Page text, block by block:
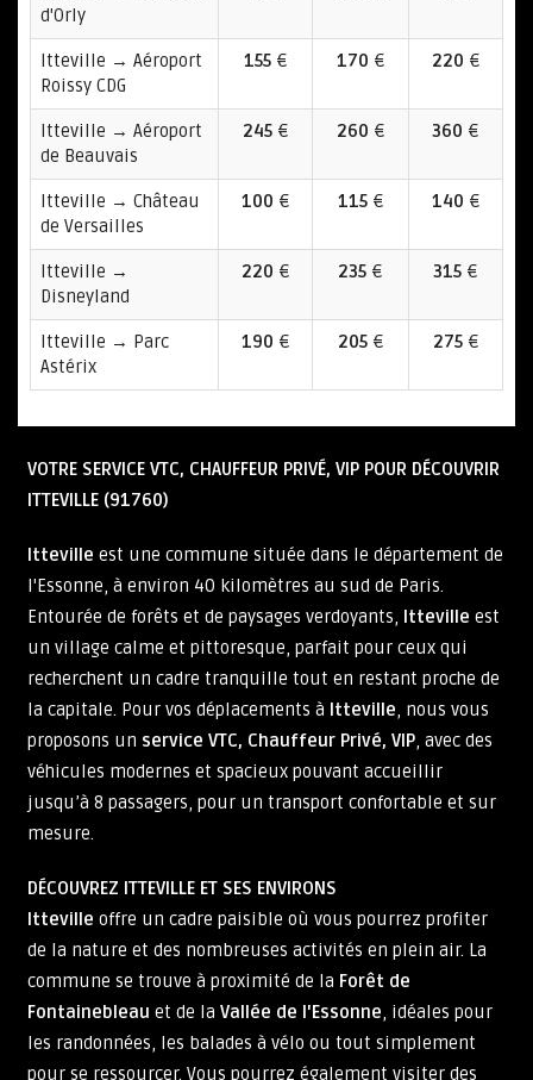
d'Orly
Itteville → Aéroport
Roissy CDG
155€ 170 € 220 €
Itteville → Aéroport
de Beauvais
245€ 260 € 360 €
Itteville → Château
de Versailles
100 € 115€ 140 €
Itteville →
Disneyland
220 € 235 € 315 €
Itteville → Parc
Astérix
190 € 205€ 275€
VOTRE SERVICE VTC, CHAUFFEUR PRIVÉ, VIP POUR DÉCOUVRIR
ITTEVILLE (91760)
Itteville est une commune située dans le département de
l'Essonne, à environ 40 kilomètres au sud de Paris.
Entourée de forêts et de paysages verdoyants, Itteville est
un village calme et pittoresque, parfait pour ceux qui
recherchent un cadre tranquille tout en restant proche de
la capitale. Pour vos déplacements à Itteville, nous vous
proposons un service VTC, Chauffeur Privé, VIP, avec des
véhicules modernes et spacieux pouvant accueillir
jusqu’à 8 passagers, pour un transport confortable et sur
mesure.
DÉCOUVREZ ITTEVILLE ET SES ENVIRONS
Itteville offre un cadre paisible où vous pourrez profiter
de la nature et des nombreuses activités en plein air. La
commune se trouve à proximité de la Forêt de
Fontainebleau et de la Vallée de l'Essonne, idéales pour
les randonnées, les balades à vélo ou tout simplement
pour se ressourcer. Vous pourrez également visiter des